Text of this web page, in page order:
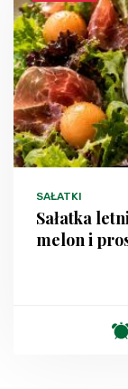
SAŁATKI
Sałatka
melon i